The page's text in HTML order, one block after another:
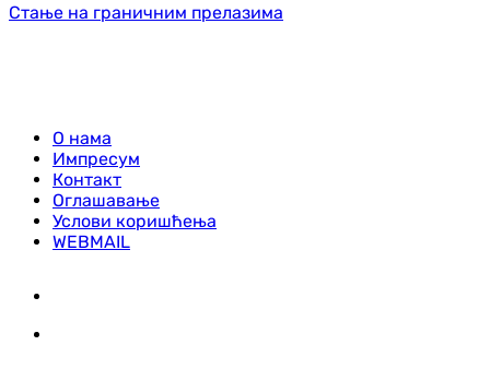
Стање на граничним прелазима
О нама
Импресум
Контакт
Оглашавање
Услови коришћења
WEBMAIL